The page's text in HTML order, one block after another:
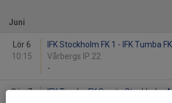
Juni
Lör 6
10:15
IFK Stockholm FK 1 - IFK Tumba
Vårbergs IP 22
-
Sön 7
IFK Tumba FK Svart - Stockholm